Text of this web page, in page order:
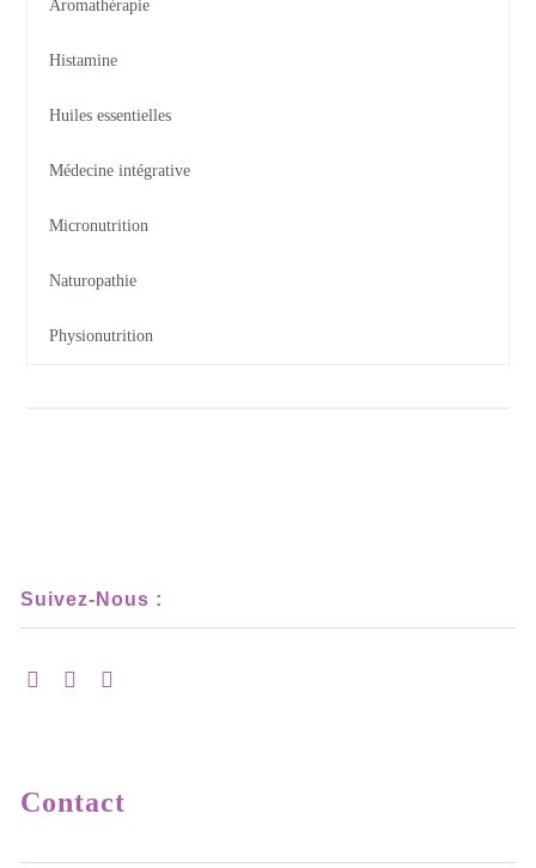
Aromathérapie
Histamine
Huiles essentielles
Médecine intégrative
Micronutrition
Naturopathie
Physionutrition
Suivez-Nous :
Contact